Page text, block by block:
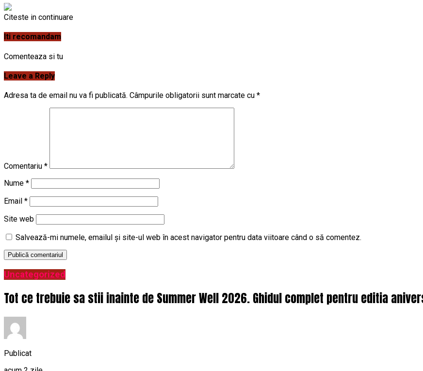
Citeste in continuare
Iti recomandam
Comenteaza si tu
Leave a Reply
Adresa ta de email nu va fi publicată. Câmpurile obligatorii sunt marcate cu *
Comentariu *
Nume *
Email *
Site web
Salvează-mi numele, emailul și site-ul web în acest navigator pentru data viitoare când o să comentez.
Uncategorized
Tot ce trebuie sa stii inainte de Summer Well 2026. Ghidul complet pentru editia
Publicat